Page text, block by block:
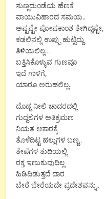
ಸುಣ್ಣದುಂಡೆಯ ಹೆಣಕೆ
ವಾಯುವಿಹಾರದ ಸಮಯ..
ಅಷ್ಟಷ್ಟೇ ಪೋಷಕಾಂಶ ತೇಗಿದ್ದಷ್ಟೇ,
ಕಡಲಿನಲ್ಲಿ ಉಪ್ಪು ಹುಟ್ಟಿದ್ದು
ತಿಳಿಯಲಿಲ್ಲ…
ಬತ್ತಿಸಿಕೊಳ್ಳುವ ಗುಣವೂ
ಇದೆ ಗಾಳಿಗೆ,
ಯಾರೂ ಅರುಹಲಿಲ್ಲ..
ದೊಡ್ಡ ನೀಲಿ ಚಾದರದಲ್ಲಿ
ಗುದ್ದಲಿಗಳ ಅತಿಕ್ರಮಣ
ನಿಯತ ಆಕಾರಕ್ಕೆ
ತೊಳೆದಿಟ್ಟ ಹಲ್ಲುಗಳ ಬಣ್ಣ..
ತೇಪೆಗಳ ತುದಿಯಲ್ಲಿ
ರಕ್ತ ಇಣುಕುವುದಿಲ್ಲ
ಹಿಡಿದಿಡುತ್ತದೆ ದಾರ
ಬೇರೆ ಬೇರೆಯದೇ ಪ್ರದೇಶವನ್ನು..